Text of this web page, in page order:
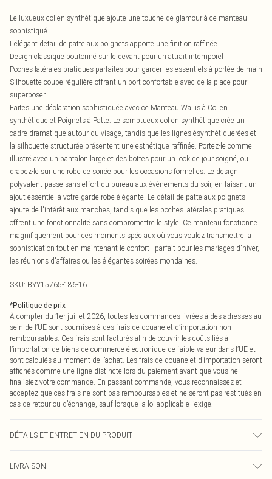
Le luxueux col en synthétique ajoute une touche de glamour à ce manteau
sophistiqué
L'élégant détail de patte aux poignets apporte une finition raffinée
Design classique boutonné sur le devant pour un attrait intemporel
Poches latérales pratiques parfaites pour garder les essentiels à portée de main
Silhouette coupe régulière offrant un port confortable avec de la place pour
superposer
Faites une déclaration sophistiquée avec ce Manteau Wallis à Col en
synthétique et Poignets à Patte. Le somptueux col en synthétique crée un
cadre dramatique autour du visage, tandis que les lignes ésynthétiquerées et
la silhouette structurée présentent une esthétique raffinée. Portez-le comme
illustré avec un pantalon large et des bottes pour un look de jour soigné, ou
drapez-le sur une robe de soirée pour les occasions formelles. Le design
polyvalent passe sans effort du bureau aux événements du soir, en faisant un
ajout essentiel à votre garde-robe élégante. Le détail de patte aux poignets
ajoute de l'intérêt aux manches, tandis que les poches latérales pratiques
offrent une fonctionnalité sans compromettre le style. Ce manteau fonctionne
magnifiquement pour ces moments spéciaux où vous voulez transmettre la
sophistication tout en maintenant le confort - parfait pour les mariages d'hiver,
les réunions d'affaires ou les élégantes soirées mondaines.
SKU: BYY15765-186-16
*Politique de prix
À compter du 1er juillet 2026, toutes les commandes livrées à des adresses au
sein de l’UE sont soumises à des frais de douane et d’importation non
remboursables. Ces frais sont facturés afin de couvrir les coûts liés à
l’importation de biens de commerce électronique de faible valeur dans l’UE et
sont calculés au moment de l’achat. Les frais de douane et d’importation seront
affichés comme une ligne distincte lors du paiement avant que vous ne
finalisiez votre commande. En passant commande, vous reconnaissez et
acceptez que ces frais ne sont pas remboursables et ne seront pas restitués en
cas de retour ou d’échange, sauf lorsque la loi applicable l’exige.
DÉTAILS ET ENTRETIEN DU PRODUIT
machine.- Le mannequin porte une taille 10, taille approximative 5'7- 5'9.
LIVRAISON